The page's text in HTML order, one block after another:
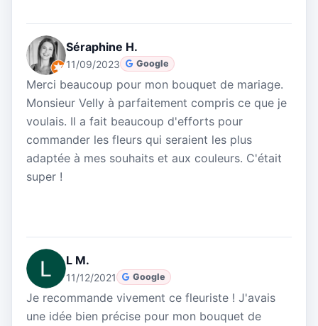
Séraphine H.
11/09/2023 Google
Merci beaucoup pour mon bouquet de mariage.
Monsieur Velly à parfaitement compris ce que je
voulais. Il a fait beaucoup d'efforts pour
commander les fleurs qui seraient les plus
adaptée à mes souhaits et aux couleurs. C'était
super !
L M.
11/12/2021 Google
Je recommande vivement ce fleuriste ! J'avais
une idée bien précise pour mon bouquet de